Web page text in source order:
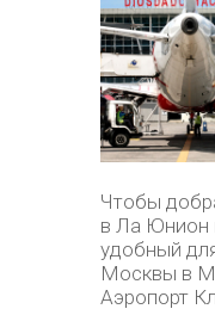
Чтобы
в Ла Юнион
удобный
Москвы в
Аэропорт